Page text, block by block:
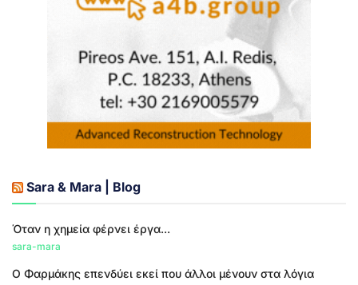
Sara & Mara | Blog
Όταν η χημεία φέρνει έργα...
sara-mara
Ο Φαρμάκης επενδύει εκεί που άλλοι μένουν στα λόγια